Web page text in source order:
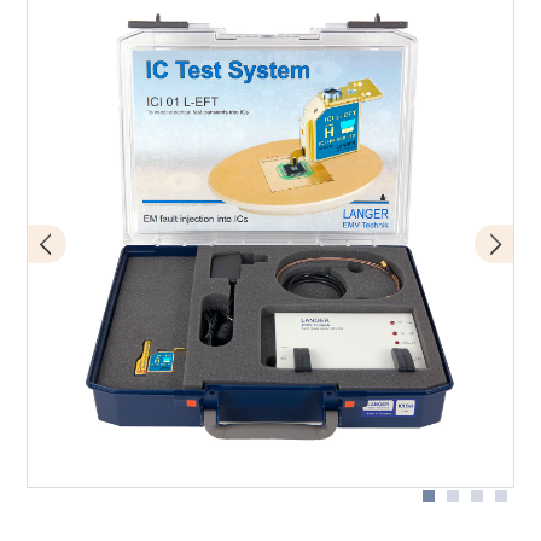
Schematischer Aufbau mit Puls Magnetfeldquelle ICI
HH500-15 (Mit * gekennzeichneten Geräte sind nicht im
Lieferumfang enthalten)
Schema Aufbau
ICI probe in Anwendung